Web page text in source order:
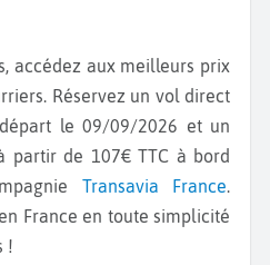
Réservez un vol direct
le 09/09/2026 et un
partir de 107€ TTC à bord
Transavia France.
France en toute simplicité
!